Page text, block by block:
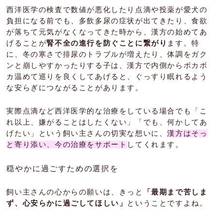
西洋医学の検査で数値が悪化したり点滴や投薬が愛犬の
負担になる前でも、多飲多尿の症状が出てきたり、食欲
が落ちて元気がなくなってきた時から、漢方の始めてあ
げることが腎不全の進行を防ぐことに繋がり ます。特
に、冬の寒さで排尿のトラブルが増えたり、体調をガク
ンと崩しやすかったりする子は、漢方で内側からポカポ
カ温めて巡りを良くしてあげると、ぐっすり眠れるよう
な安らぎにつながることがあります。
実際点滴など西洋医学的な治療をしている場合でも「こ
れ以上、嫌がることはしたくない」「でも、何かしてあ
げたい」という飼い主さんの切実な想いに、漢方はそっ
と寄り添い、今の治療をサポート してくれます。
穏やかに過ごすための選択を
飼い主さんの心からの願いは、きっと
「最期まで苦しま
ず、心安らかに過ごしてほしい」 ということですよね。